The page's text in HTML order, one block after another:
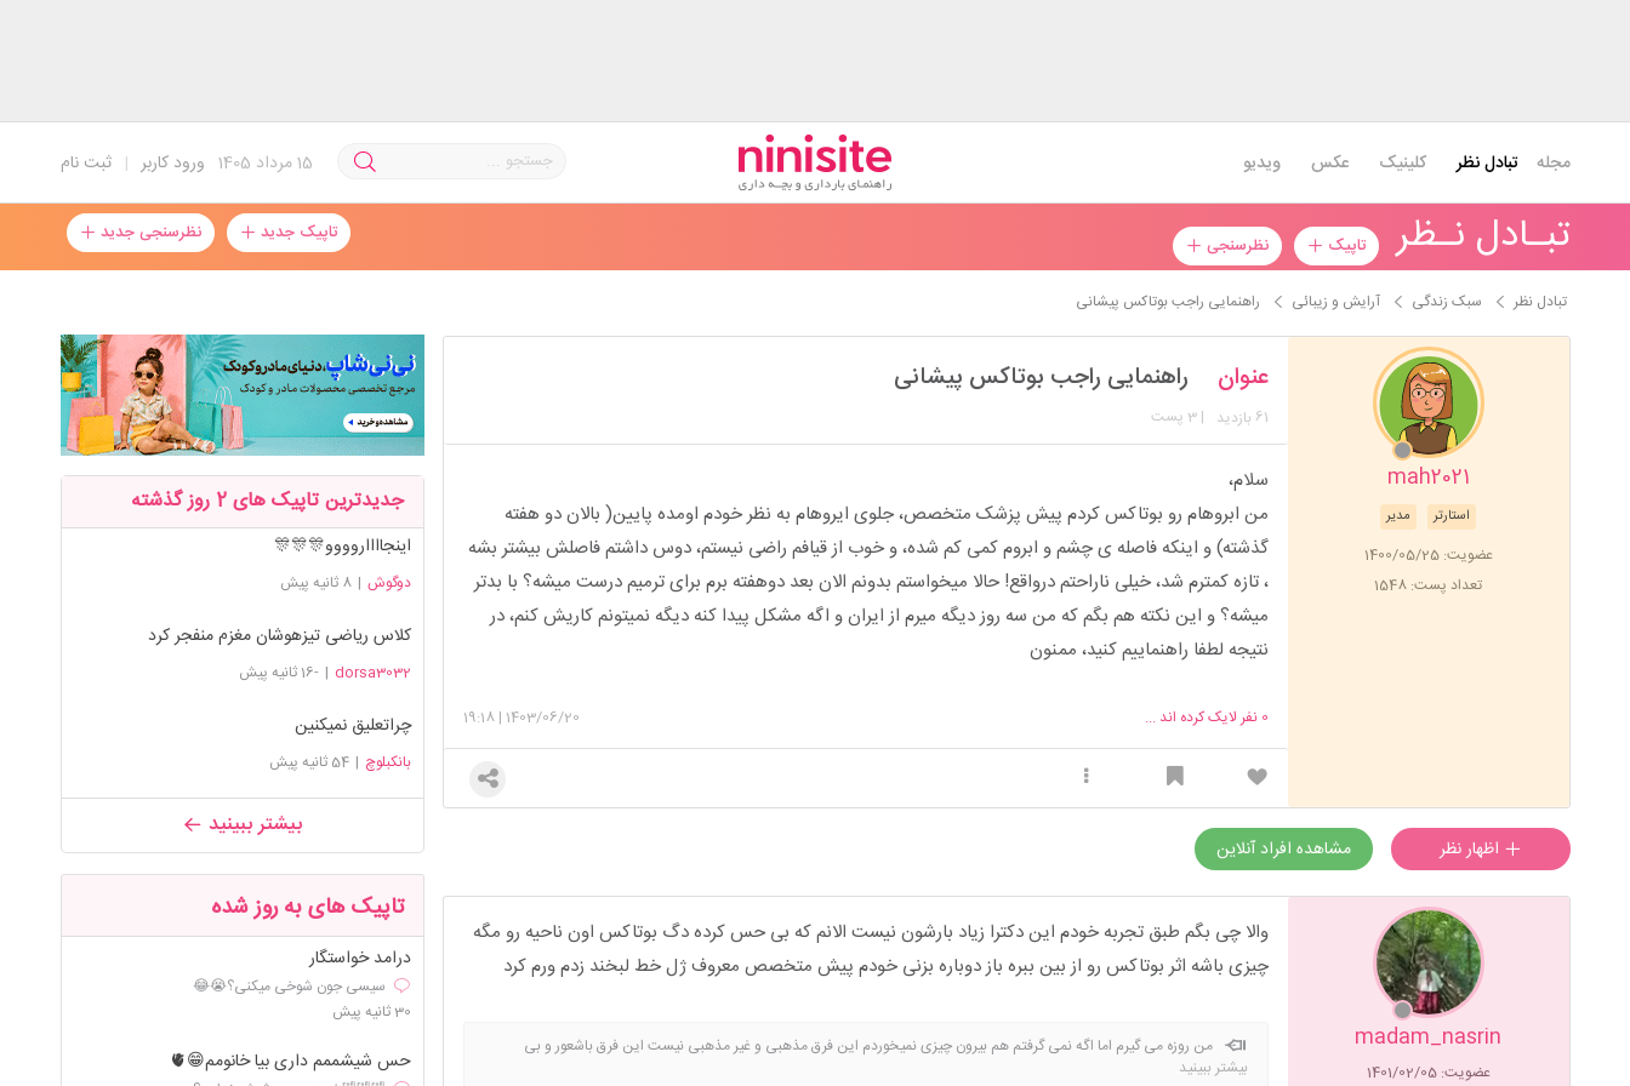
ثبت نام | ورود کاربر 15مرداد 1405 مجله تبادل نظر کلینیک عکس ویدیو
تبـادل نـظر تاپیک نظرسنجی تاپیک جدید نظرسنجی جدید
تبادل نظر سبک زندگی آرایش و زیبائی راهنمایی راجب بوتاکس پیشانی
mah2021
مدیر استارتر
عضویت: 1400/05/25
تعداد پست: 1548
عنوان راهنمایی راجب بوتاکس پیشانی
61 بازدید | 3 پست
سلام،
من ابروهام رو بوتاکس کردم پیش پزشک متخصص، جلوی ایروهام به نظر خودم اومده پایین( بالان دو هفته
گذشته) و اینکه فاصله ی چشم و ابروم کمی کم شده، و خوب از قیافم راضی نیستم، دوس داشتم فاصلش بیشتر بشه
، تازه کمترم شد، خیلی ناراحتم درواقع! حالا میخواستم بدونم الان بعد دوهفته برم برای ترمیم درست میشه؟ با بدتر
میشه؟ و این نکته هم بگم که من سه روز دیگه میرم از ایران و اگه مشکل پیدا کنه دیگه نمیتونم کاریش کنم، در
نتیجه لطفا راهنماییم کنید، ممنون
1403/06/20
|
19:18 0 نفر لایک کرده اند ...
مشاهده افراد آنلاین
madam_nasrin
عضویت: 1401/02/05
والا چی بگم طبق تجربه خودم این دکترا زیاد بارشون نیست الانم که بی حس کرده دگ بوتاکس اون ناحیه رو مگه
چیزی باشه اثر بوتاکس رو از بین ببره باز دوباره بزنی خودم پیش متخصص معروف ژل خط لبخند زدم ورم کرد
من روزه می گیرم اما اگه نمی گرفتم هم بیرون چیزی نمیخوردم این فرق مذهبی و غیر مذهبی نیست این فرق باشعور و بی
شعوره. من روزه می گیرم و مطمئنم وقتی گرسنه ام سلول های سرطانی بدنم دارن تجزیه میشن. من روزه می گیرم و اتفاقا دم دمای
بیشتر ببینید
جدیدترین تاپیک های 2 روز گذشته
اینجااااروووو🎊🎊🎊
دوگوش | 8 ثانیه پیش
کلاس ریاضی تیزهوشان مغزم منفجر کرد
dorsa3032
| -16 ثانیه پیش
چراتعلیق نمیکنین
بانکبلوچ | 54 ثانیه پیش
بیشتر ببینید
تاپیک های به روز شده
درامد خواستگار
سیسی جون شوخی میکنی؟😭😂
30 ثانیه پیش
حس شیشممم داری بیا خانومم😁🫀